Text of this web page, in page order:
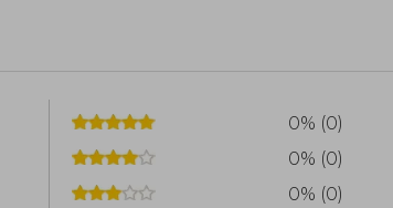
0% (0)
0% (0)
0% (0)